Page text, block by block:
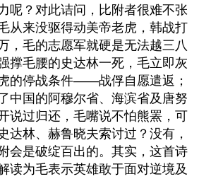
呢？对此诘问，比附者很难不张
从来没驱得动美帝老虎，韩战打
，毛的志愿军就硬是无法越三八
撑毛腰的史达林一死，毛立即灰
的停战条件——战俘自愿遣返；
中国的阿穆尔省、海滨省及唐努
说过归还，毛嘴说不怕熊罴，可
达林、赫鲁晓夫索讨过？没有，
会是破绽百出的。其实，这首诗
读为毛表示英雄敢于面对逆境及